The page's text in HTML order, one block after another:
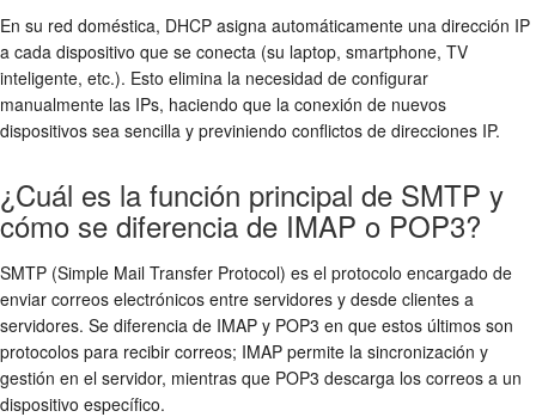
En su red doméstica, DHCP asigna automáticamente una dirección IP
a cada dispositivo que se conecta (su laptop, smartphone, TV
inteligente, etc.). Esto elimina la necesidad de configurar
manualmente las IPs, haciendo que la conexión de nuevos
dispositivos sea sencilla y previniendo conflictos de direcciones IP.
¿Cuál es la función principal de SMTP y
cómo se diferencia de IMAP o POP3?
SMTP (Simple Mail Transfer Protocol) es el protocolo encargado de
enviar correos electrónicos entre servidores y desde clientes a
servidores. Se diferencia de IMAP y POP3 en que estos últimos son
protocolos para recibir correos; IMAP permite la sincronización y
gestión en el servidor, mientras que POP3 descarga los correos a un
dispositivo específico.